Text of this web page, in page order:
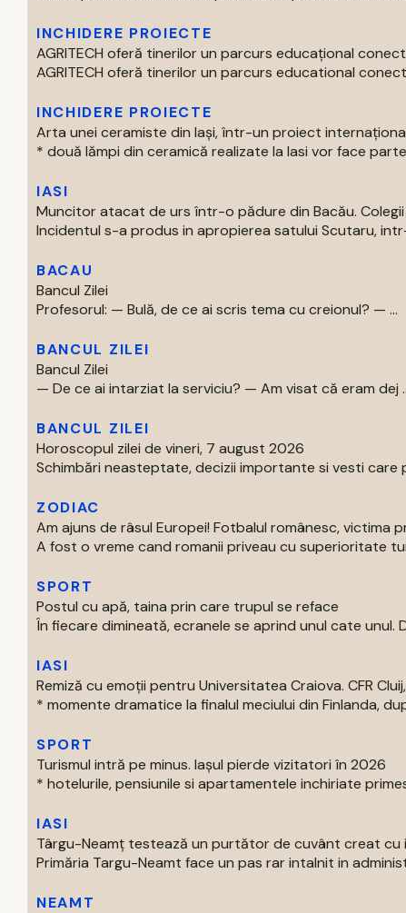
INCHIDERE PROIECTE
AGRITECH oferă tinerilor un parcurs educațional
AGRITECH oferă tinerilor un parcurs educational
INCHIDERE PROIECTE
Arta unei ceramiste din Iași, într-un proiect
* două lămpi din ceramică realizate la Iasi vor face
IASI
Muncitor atacat de urs într-o pădure din Bacău.
Incidentul s-a produs in apropierea satului Scutaru,
BACAU
Bancul Zilei
Profesorul: — Bulă, de ce ai scris tema cu creionul? — ...
BANCUL ZILEI
Bancul Zilei
— De ce ai intarziat la serviciu? — Am visat că eram dej
BANCUL ZILEI
Horoscopul zilei de vineri, 7 august 2026
Schimbări neasteptate, decizii importante si vesti care
ZODIAC
Am ajuns de râsul Europei! Fotbalul românesc, victima
A fost o vreme cand romanii priveau cu superioritate
SPORT
Postul cu apă, taina prin care trupul se reface
În fiecare dimineată, ecranele se aprind unul cate unul.
IASI
Remiză cu emoții pentru Universitatea Craiova. CFR
* momente dramatice la finalul meciului din Finlanda,
SPORT
Turismul intră pe minus. Iașul pierde vizitatori în 2026
* hotelurile, pensiunile si apartamentele inchiriate
IASI
Târgu-Neamț testează un purtător de cuvânt creat cu
Primăria Targu-Neamt face un pas rar intalnit in
NEAMT